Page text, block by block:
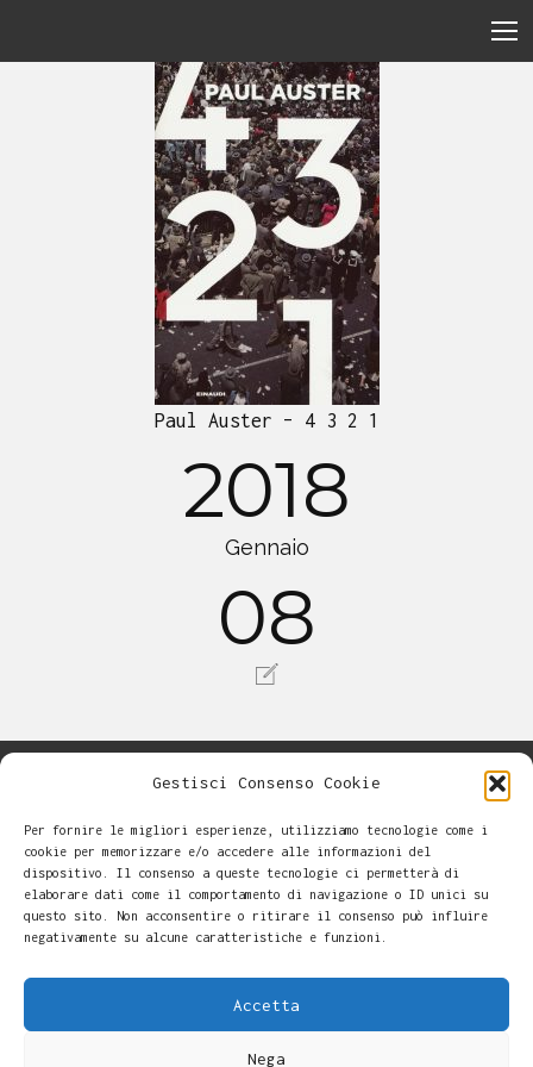
Gestisci Consenso Cookie
Per fornire le migliori esperienze, utilizziamo tecnologie come i
cookie per memorizzare e/o accedere alle informazioni del
dispositivo. Il consenso a queste tecnologie ci permetterà di
elaborare dati come il comportamento di navigazione o ID unici su
questo sito. Non acconsentire o ritirare il consenso può influire
negativamente su alcune caratteristiche e funzioni.
Accetta
Nega
Paul Auster – 4 3 2 1
2018
Gennaio
08